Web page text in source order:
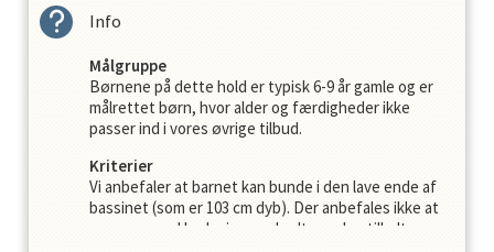
Info
Målgruppe
Børnene på dette hold er typisk 6-9 år gamle og er
målrettet børn, hvor alder og færdigheder ikke
passer ind i vores øvrige tilbud.
Kriterier
Vi anbefaler at barnet kan bunde i den lave ende af
bassinet (som er 103 cm dyb). Der anbefales ikke at
svømme med badevinger – bælte er dog tilladt.